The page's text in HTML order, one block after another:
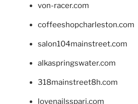
von-racer.com
coffeeshopcharleston.com
salon104mainstreet.com
alkaspringswater.com
318mainstreet8h.com
lovenailsspari.com